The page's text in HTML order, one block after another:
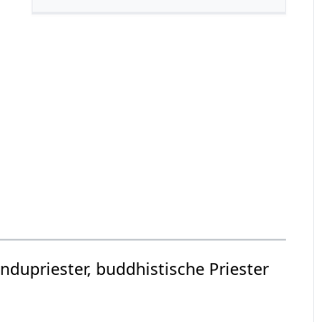
buddhistische Priester